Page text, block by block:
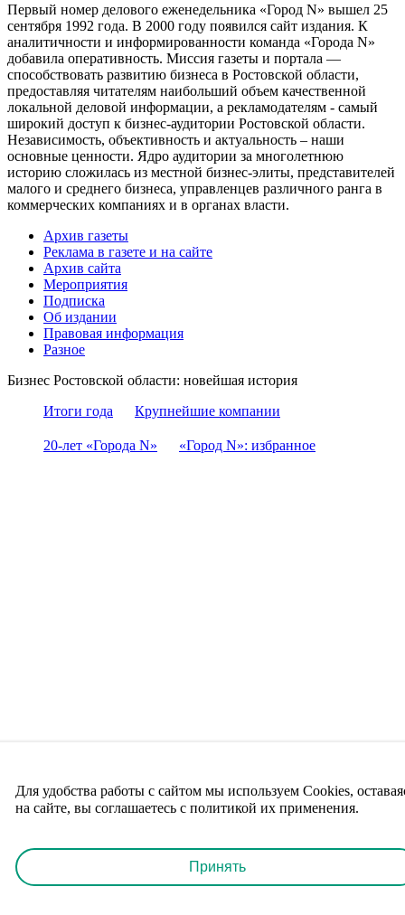
Первый номер делового еженедельника «Город N» вышел 25
сентября 1992 года. В 2000 году появился сайт издания. К
аналитичности и информированности команда «Города N»
добавила оперативность. Миссия газеты и портала —
способствовать развитию бизнеса в Ростовской области,
предоставляя читателям наибольший объем качественной
локальной деловой информации, а рекламодателям - самый
широкий доступ к бизнес-аудитории Ростовской области.
Независимость, объективность и актуальность – наши
основные ценности. Ядро аудитории за многолетнюю
историю сложилась из местной бизнес-элиты, представителей
малого и среднего бизнеса, управленцев различного ранга в
коммерческих компаниях и в органах власти.
Архив газеты
Реклама в газете и на сайте
Архив сайта
Мероприятия
Подписка
Об издании
Правовая информация
Разное
Бизнес Ростовской области: новейшая история
Итоги года
Крупнейшие компании
20-лет «Города N» «Город N»: избранное
Для удобства работы с сайтом мы используем Cookies,
на сайте, вы соглашаетесь с политикой их применения.
Принять